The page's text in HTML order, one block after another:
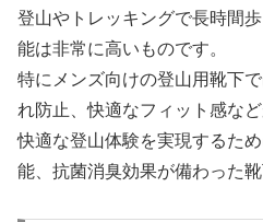
登山やトレッキングで長時間
能は非常に高いものです。
特にメンズ向けの登山用靴下
れ防止、快適なフィット感など
快適な登山体験を実現するた
能、抗菌消臭効果が備わった